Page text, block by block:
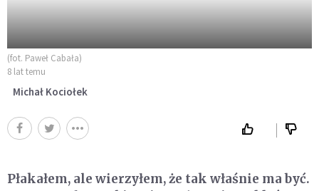
(fot. Paweł Cabała)
8 lat temu
Michał Kociołek
Płakałem, ale wierzyłem, że tak właśnie ma być.